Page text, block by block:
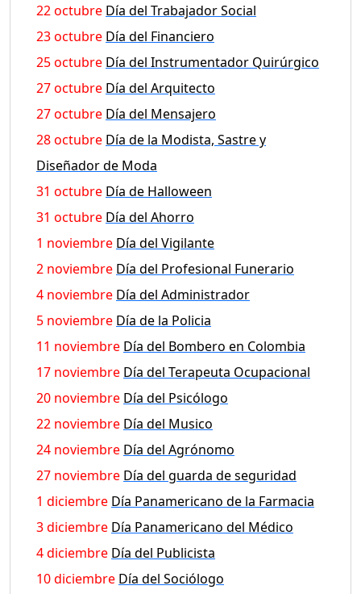
22 octubre Día del Trabajador Social
23 octubre Día del Financiero
25 octubre Día del Instrumentador Quirúrgico
27 octubre Día del Arquitecto
27 octubre Día del Mensajero
28 octubre Día de la Modista, Sastre y
Diseñador de Moda
31 octubre Día de Halloween
31 octubre Día del Ahorro
1 noviembre Día del Vigilante
2 noviembre Día del Profesional Funerario
4 noviembre Día del Administrador
5 noviembre Día de la Policia
11 noviembre Día del Bombero en Colombia
17 noviembre Día del Terapeuta Ocupacional
20 noviembre Día del Psicólogo
22 noviembre Día del Musico
24 noviembre Día del Agrónomo
27 noviembre Día del guarda de seguridad
1 diciembre Día Panamericano de la Farmacia
3 diciembre Día Panamericano del Médico
4 diciembre Día del Publicista
10 diciembre Día del Sociólogo